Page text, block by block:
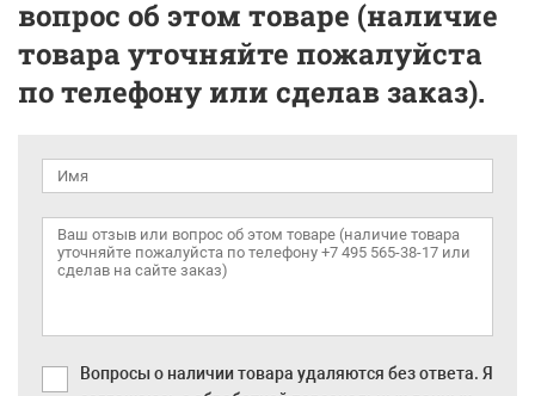
вопрос об этом товаре (наличие
товара уточняйте пожалуйста
по телефону или сделав заказ).
Вопросы о наличии товара удаляются без ответа. Я